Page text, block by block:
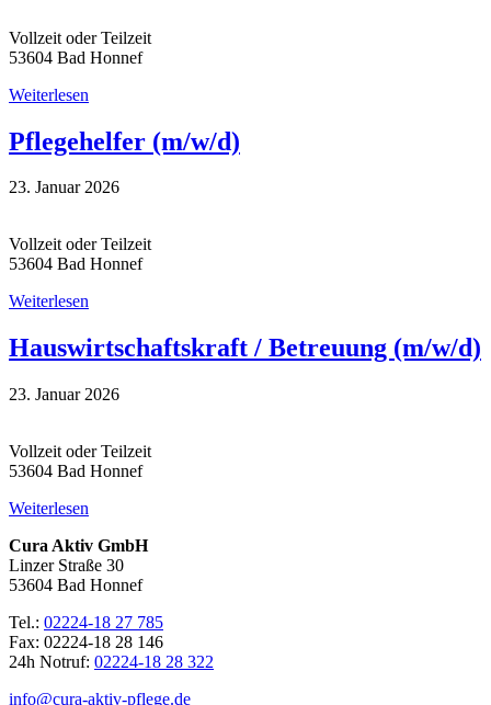
Vollzeit oder Teilzeit
53604 Bad Honnef
Weiterlesen
Pflegehelfer (m/w/d)
23. Januar 2026
Vollzeit oder Teilzeit
53604 Bad Honnef
Weiterlesen
Hauswirtschaftskraft / Betreuung (m/w/d)
23. Januar 2026
Vollzeit oder Teilzeit
53604 Bad Honnef
Weiterlesen
Cura Aktiv GmbH
Linzer Straße 30
53604 Bad Honnef
Tel.: 02224-18 27 785
Fax: 02224-18 28 146
24h Notruf: 02224-18 28 322
info@cura-aktiv-pflege.de